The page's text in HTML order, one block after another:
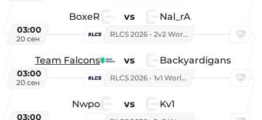
BoxeR vs Nal_rA
03:00
20 сен
RLCS 2026 - 2v2 World Championship
Team Falcons vs Backyardigans
03:00
20 сен
RLCS 2026 - 1v1 World Championship
Nwpo vs Kv1
03:00